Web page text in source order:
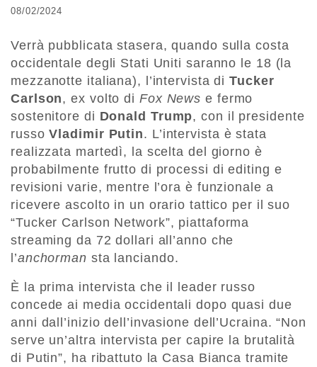
08/02/2024
Verrà pubblicata stasera, quando sulla costa
occidentale degli Stati Uniti saranno le 18 (la
mezzanotte italiana), l’intervista diTucker
Carlson, ex volto di Fox News e fermo
sostenitore di Donald Trump, con il presidente
russoVladimir Putin. L’intervista è stata
realizzata martedì, la scelta del giorno è
probabilmente frutto di processi di editing e
revisioni varie, mentre l’ora è funzionale a
ricevere ascolto in un orario tattico per il suo
“Tucker Carlson Network”, piattaforma
streaming da 72 dollari all’anno che
l’anchorman sta lanciando.
È la prima intervista che il leader russo
concede ai media occidentali dopo quasi due
anni dall’inizio dell’invasione dell’Ucraina. “Non
serve un’altra intervista per capire la brutalità
di Putin”, ha ribattuto la Casa Bianca tramite